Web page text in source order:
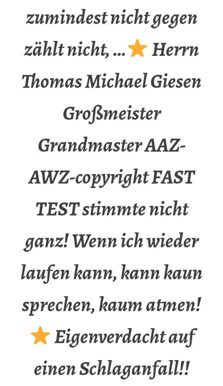
zumindest nicht gegen
zählt nicht, …
Herrn
Thomas Michael Giesen
Großmeister
Grandmaster AAZ-
AWZ-copyright FAST
TEST stimmte nicht
ganz! Wenn ich wieder
laufen kann, kann kaun
sprechen, kaum atmen!
Eigenverdacht auf
einen Schlaganfall!!